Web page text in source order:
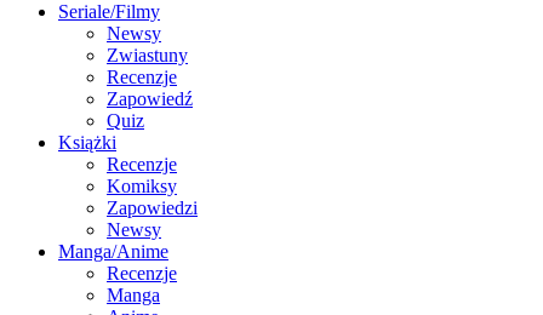
Seriale/Filmy
Newsy
Zwiastuny
Recenzje
Zapowiedź
Quiz
Książki
Recenzje
Komiksy
Zapowiedzi
Newsy
Manga/Anime
Recenzje
Manga